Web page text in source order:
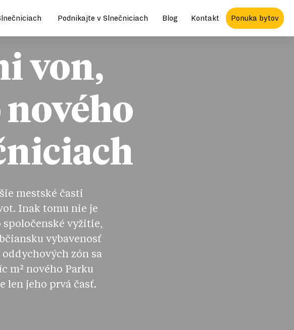
Podnikajte v Slnečniciach Blog Kontakt Ponuka bytov
von,
mestské časti
Inak tomu nie je
spoločenské vyžitie,
vybavenosť
zón sa
m² nového Parku
len jeho prvá časť.